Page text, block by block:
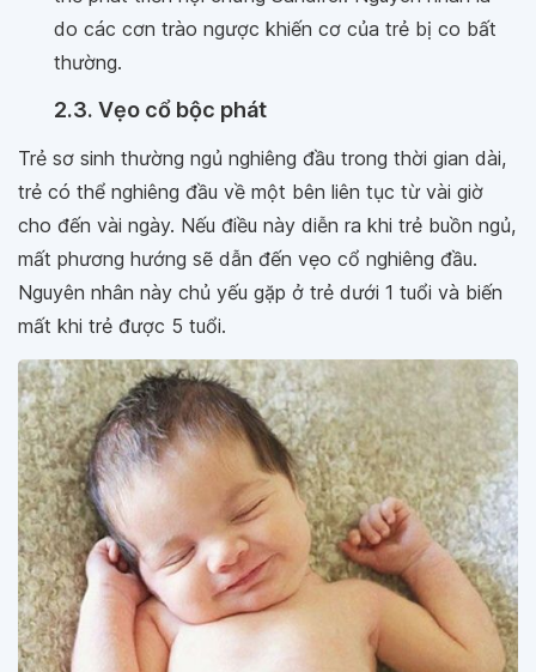
do các cơn trào ngược khiến cơ của trẻ bị co bất
thường.
2.3. Vẹo cổ bộc phát
Trẻ sơ sinh thường ngủ nghiêng đầu trong thời gian dài,
trẻ có thể nghiêng đầu về một bên liên tục từ vài giờ
cho đến vài ngày. Nếu điều này diễn ra khi trẻ buồn ngủ,
mất phương hướng sẽ dẫn đến vẹo cổ nghiêng đầu.
Nguyên nhân này chủ yếu gặp ở trẻ dưới 1 tuổi và biến
mất khi trẻ được 5 tuổi.